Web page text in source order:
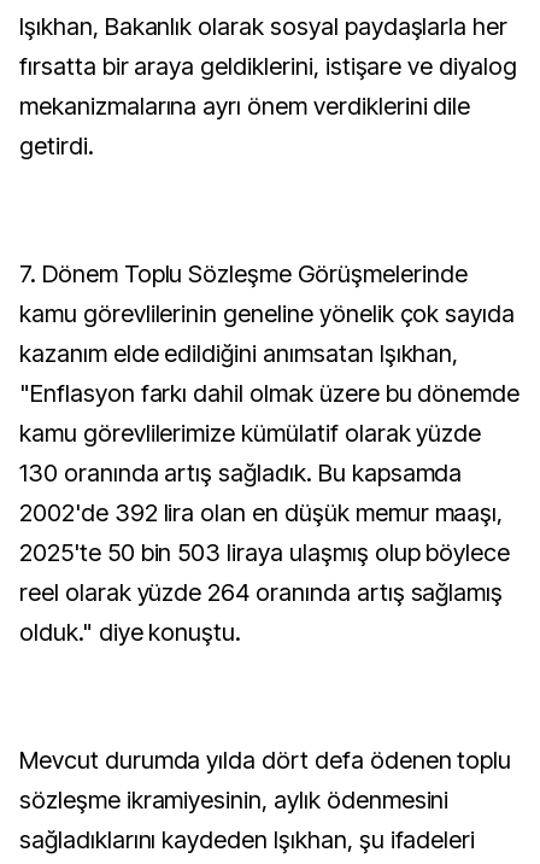
Işıkhan, Bakanlık olarak sosyal paydaşlarla her
fırsatta bir araya geldiklerini, istişare ve diyalog
mekanizmalarına ayrı önem verdiklerini dile
getirdi.
7. Dönem Toplu Sözleşme Görüşmelerinde
kamu görevlilerinin geneline yönelik çok sayıda
kazanım elde edildiğini anımsatan Işıkhan,
"Enflasyon farkı dahil olmak üzere bu dönemde
kamu görevlilerimize kümülatif olarak yüzde
130 oranında artış sağladık. Bu kapsamda
2002'de 392 lira olan en düşük memur maaşı,
2025'te 50 bin 503 liraya ulaşmış olup böylece
reel olarak yüzde 264 oranında artış sağlamış
olduk." diye konuştu.
Mevcut durumda yılda dört defa ödenen toplu
sözleşme ikramiyesinin, aylık ödenmesini
sağladıklarını kaydeden Işıkhan, şu ifadeleri